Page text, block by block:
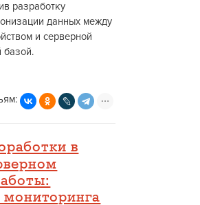
разработку
данных между
и серверной
базой.
в
мониторинга